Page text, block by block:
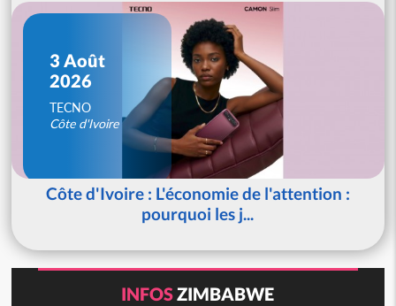
3 Août
2026
TECNO
Côte d'Ivoire
Côte d'Ivoire : L'économie de l'attention :
pourquoi les j...
INFOSZIMBABWE